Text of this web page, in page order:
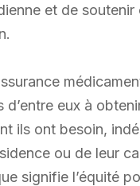
et de soutenir
d’entre eux à
ils ont besoin,
ou de leur
signifie l’équité